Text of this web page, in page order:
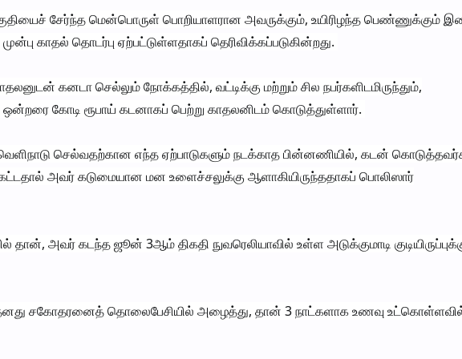
சேர்ந்த மென்பொருள் பொறியாளரான அவருக்கும், உயிரிழந்த பெண்ணுக்கும்
காதல் தொடர்பு ஏற்பட்டுள்ளதாகப் தெரிவிக்கப்படுகின்றது.
கனடா செல்லும் நோக்கத்தில், வட்டிக்கு மற்றும் சில நபர்களிடமிருந்தும்,
ஒன்றரை கோடி ரூபாய் கடனாகப் பெற்று காதலனிடம் கொடுத்துள்ளார்.
செல்வதற்கான எந்த ஏற்பாடுகளும் நடக்காத பின்னணியில், கடன்
அவர் கடுமையான மன உளைச்சலுக்கு ஆளாகியிருந்ததாகப் பொலிஸார்
அவர் கடந்த ஜூன் 3ஆம் திகதி நுவரெலியாவில் உள்ள அடுக்குமாடி
சகோதரனைத் தொலைபேசியில் அழைத்து, தான் 3 நாட்களாக உணவு